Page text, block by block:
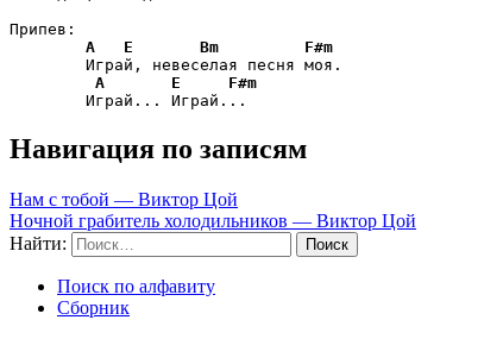
Припев:
A
E Bm
F#m
        Играй, невеселая песня моя.
A
E
F#m
        Играй... Играй...
Навигация по записям
Нам с тобой — Виктор Цой
Ночной грабитель холодильников — Виктор Цой
Найти:
Поиск по алфавиту
Сборник